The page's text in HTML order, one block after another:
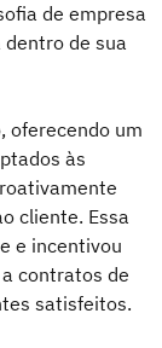
de empresa
de sua
oferecendo um
às
cliente. Essa
e incentivou
contratos de
satisfeitos.